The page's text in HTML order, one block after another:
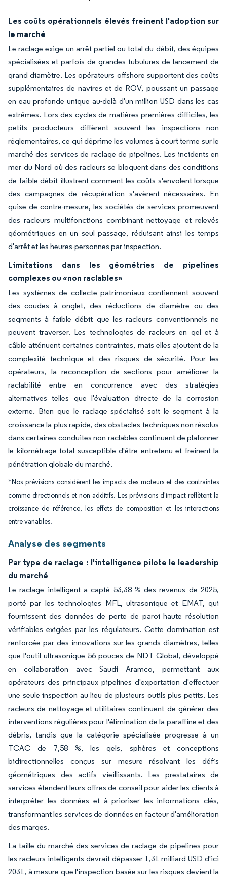
Les coûts opérationnels élevés freinent l'adoption sur
le marché
Le raclage exige un arrêt partiel ou total du débit, des équipes
spécialisées et parfois de grandes tubulures de lancement de
grand diamètre. Les opérateurs offshore supportent des coûts
supplémentaires de navires et de ROV, poussant un passage
en eau profonde unique au-delà d'un million USD dans les cas
extrêmes. Lors des cycles de matières premières difficiles, les
petits producteurs diffèrent souvent les inspections non
réglementaires, ce qui déprime les volumes à court terme sur le
marché des services de raclage de pipelines. Les incidents en
mer du Nord où des racleurs se bloquent dans des conditions
de faible débit illustrent comment les coûts s'envolent lorsque
des campagnes de récupération s'avèrent nécessaires. En
guise de contre-mesure, les sociétés de services promeuvent
des racleurs multifonctions combinant nettoyage et relevés
géométriques en un seul passage, réduisant ainsi les temps
d'arrêt et les heures-personnes par inspection.
Limitations dans les géométries de pipelines
complexes ou «non raclables»
Les systèmes de collecte patrimoniaux contiennent souvent
des coudes à onglet, des réductions de diamètre ou des
segments à faible débit que les racleurs conventionnels ne
peuvent traverser. Les technologies de racleurs en gel et à
câble atténuent certaines contraintes, mais elles ajoutent de la
complexité technique et des risques de sécurité. Pour les
opérateurs, la reconception de sections pour améliorer la
raclabilité entre en concurrence avec des stratégies
alternatives telles que l'évaluation directe de la corrosion
externe. Bien que le raclage spécialisé soit le segment à la
croissance la plus rapide, des obstacles techniques non résolus
dans certaines conduites non raclables continuent de plafonner
le kilométrage total susceptible d'être entretenu et freinent la
pénétration globale du marché.
*Nos prévisions considèrent les impacts des moteurs et des contraintes
comme directionnels et non additifs. Les prévisions d'impact reflètent la
croissance de référence, les effets de composition et les interactions
entre variables.
Analyse des segments
Par type de raclage : l'intelligence pilote le leadership
du marché
Le raclage intelligent a capté 53,38 % des revenus de 2025,
porté par les technologies MFL, ultrasonique et EMAT, qui
fournissent des données de perte de paroi haute résolution
vérifiables exigées par les régulateurs. Cette domination est
renforcée par des innovations sur les grands diamètres, telles
que l'outil ultrasonique 56 pouces de NDT Global, développé
en collaboration avec Saudi Aramco, permettant aux
opérateurs des principaux pipelines d'exportation d'effectuer
une seule inspection au lieu de plusieurs outils plus petits. Les
racleurs de nettoyage et utilitaires continuent de générer des
interventions régulières pour l'élimination de la paraffine et des
débris, tandis que la catégorie spécialisée progresse à un
TCAC de 7,58 %, les gels, sphères et conceptions
bidirectionnelles conçus sur mesure résolvant les défis
géométriques des actifs vieillissants. Les prestataires de
services étendent leurs offres de conseil pour aider les clients à
interpréter les données et à prioriser les informations clés,
transformant les services de données en facteur d'amélioration
des marges.
La taille du marché des services de raclage de pipelines pour
les racleurs intelligents devrait dépasser 1,31 milliard USD d'ici
2031, à mesure que l'inspection basée sur les risques devient la